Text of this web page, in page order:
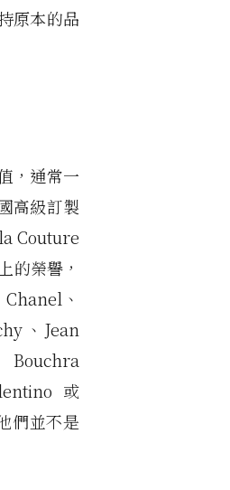
原本的品
，通常一
高級訂製
Couture
的榮譽，
、
、Jean
或
們並不是